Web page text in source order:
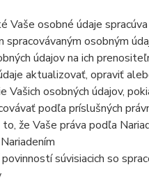
Vaše osobné údaje spracúva
osobným
údajov na ich
aktualizovať, opraviť
osobných údajov,
podľa príslušných
to, že Vaše práva podľa
súvisiacich so